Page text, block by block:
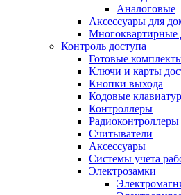
Аналоговые
Аксессуары для
Контроль доступа
Готовые
Ключи и карты
Кнопки выхода
Кодовые
Контроллеры
Считыватели
Аксессуары
Системы учета
Электрозамки